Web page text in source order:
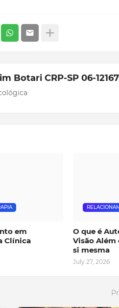
Botari CRP-SP 06-
em
Clínica
O que é
Visão Além
si mesma
July 27, 2026